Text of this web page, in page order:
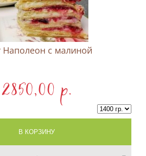
Наполеон c малиной
2850,00 p.